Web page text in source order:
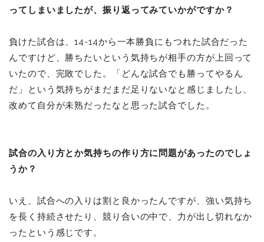
ってしまいましたが、振り返ってみていかがですか？
負けた試合は、14-14から一本勝負にもつれた試合だった
んですけど、勝ちたいという気持ちが相手の方が上回って
いたので、完敗でした。「どんな試合でも勝ってやるん
だ」という気持ちがまだまだ足りないなと感じましたし、
改めて自分が未熟だったなと思った試合でした。
試合の入り方とか気持ちの作り方に問題があったのでしょ
うか？
いえ、試合への入りは割と良かったんですが、強い気持ち
を長く持続させたり、競り合いの中で、力が出し切れなか
ったという感じです。